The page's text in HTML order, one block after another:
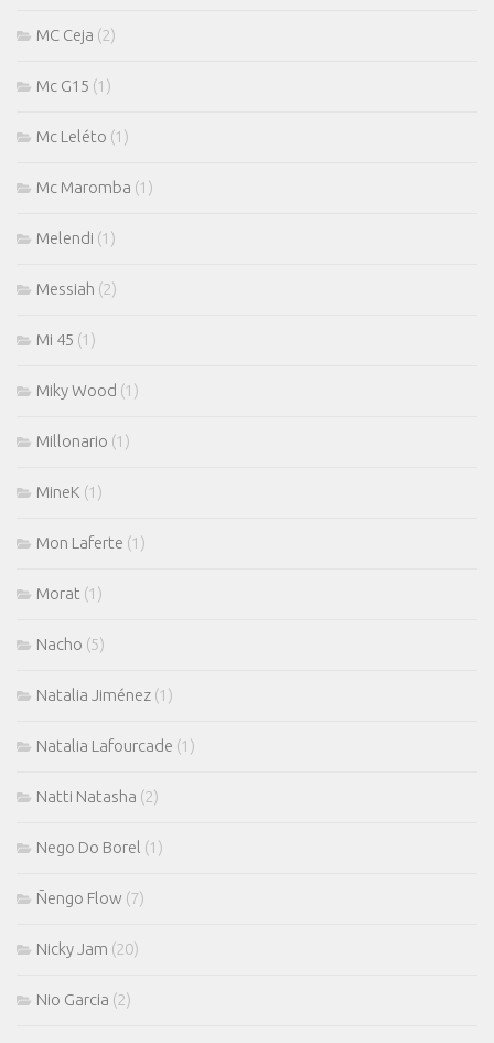
MC Ceja (2)
Mc G15 (1)
Mc Leléto (1)
Mc Maromba (1)
Melendi (1)
Messiah (2)
Mi 45 (1)
Miky Wood (1)
Millonario (1)
MineK (1)
Mon Laferte (1)
Morat (1)
Nacho (5)
Natalia Jiménez (1)
Natalia Lafourcade (1)
Natti Natasha (2)
Nego Do Borel (1)
Ñengo Flow (7)
Nicky Jam (20)
Nio Garcia (2)